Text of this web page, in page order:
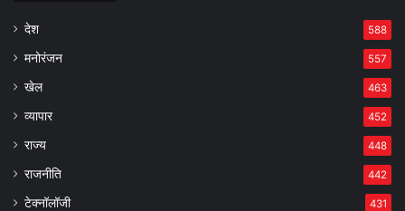
देश 588
मनोरंजन 557
खेल 463
व्यापार 452
राज्य 448
राजनीति 442
टेक्नॉलॉजी 431